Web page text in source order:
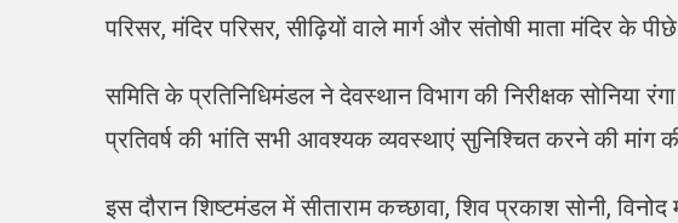
परिसर, मंदिर परिसर, सीढ़ियों वाले मार्ग और संतोषी माता मंदिर के
समिति के प्रतिनिधिमंडल ने देवस्थान विभाग की निरीक्षक सोनिया
प्रतिवर्ष की भांति सभी आवश्यक व्यवस्थाएं सुनिश्चित करने की मांग
इस दौरान शिष्टमंडल में सीताराम कच्छावा, शिव प्रकाश सोनी,